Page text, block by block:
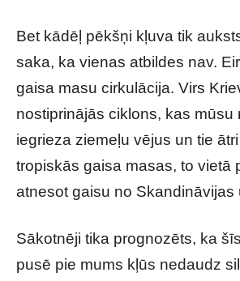
Bet kādēļ pēkšņi kļuva tik
saka, ka vienas atbildes nav.
gaisa masu cirkulācija. Virs
nostiprinājās ciklons, kas mūsu
iegrieza ziemeļu vējus un tie
tropiskās gaisa masas, to vietā
atnesot gaisu no Skandināvijas
Sākotnēji tika prognozēts, ka
pusē pie mums kļūs nedaudz